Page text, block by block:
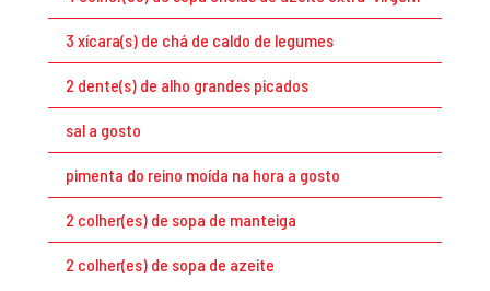
3 xícara(s) de chá de caldo de legumes
2 dente(s) de alho grandes picados
sal a gosto
pimenta do reino moída na hora a gosto
2 colher(es) de sopa de manteiga
2 colher(es) de sopa de azeite